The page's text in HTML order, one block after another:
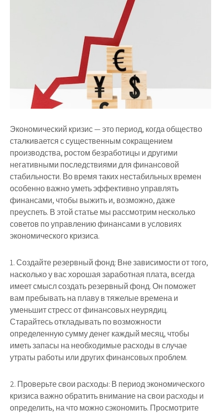
Экономический кризис — это период, когда общество
сталкивается с существенным сокращением
производства, ростом безработицы и другими
негативными последствиями для финансовой
стабильности. Во время таких нестабильных времен
особенно важно уметь эффективно управлять
финансами, чтобы выжить и, возможно, даже
преуспеть. В этой статье мы рассмотрим несколько
советов по управлению финансами в условиях
экономического кризиса.
1. Создайте резервный фонд: Вне зависимости от того,
насколько у вас хорошая заработная плата, всегда
имеет смысл создать резервный фонд. Он поможет
вам пребывать на плаву в тяжелые времена и
уменьшит стресс от финансовых неурядиц.
Старайтесь откладывать по возможности
определенную сумму денег каждый месяц, чтобы
иметь запасы на необходимые расходы в случае
утраты работы или других финансовых проблем.
2. Проверьте свои расходы: В период экономического
кризиса важно обратить внимание на свои расходы и
определить, на что можно сэкономить. Просмотрите